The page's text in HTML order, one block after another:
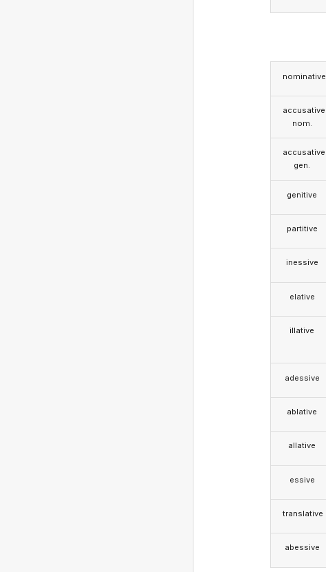
nominative
accusative
nom.
accusative
gen.
genitive
partitive
inessive
elative
illative
adessive
ablative
allative
essive
translative
abessive